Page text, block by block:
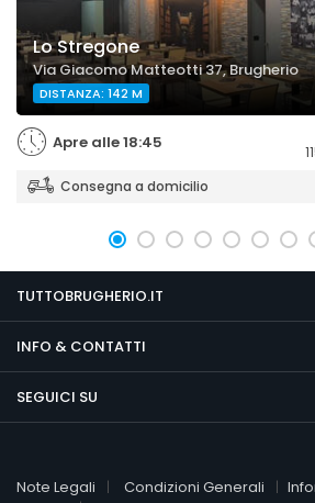
Lo Stregone
Via Giacomo Matteotti 37, Brugherio
DISTANZA: 142 M
Apre alle 18:45
Consegna a domicilio
TUTTOBRUGHERIO.IT
INFO & CONTATTI
SEGUICI SU
Note Legali Condizioni Generali